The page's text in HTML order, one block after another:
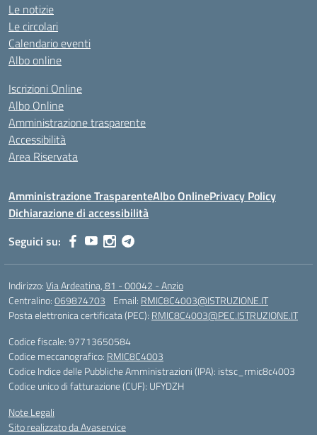
Le notizie
Le circolari
Calendario eventi
Albo online
Iscrizioni Online
Albo Online
Amministrazione trasparente
Accessibilità
Area Riservata
Amministrazione TrasparenteAlbo OnlinePrivacy Policy
Dichiarazione di accessibilità
Seguici su:
Indirizzo:Via Ardeatina, 81 - 00042 - Anzio
Centralino:069874703 Email: RMIC8C4003@ISTRUZIONE.IT
Posta elettronica certificata (PEC): RMIC8C4003@PEC.ISTRUZIONE.IT
Codice fiscale: 97713650584
Codice meccanografico: RMIC8C4003
Codice Indice delle Pubbliche Amministrazioni (IPA): istsc_rmic8c4003
Codice unico di fatturazione (CUF): UFYDZH
Note Legali
Sito realizzato da Avaservice